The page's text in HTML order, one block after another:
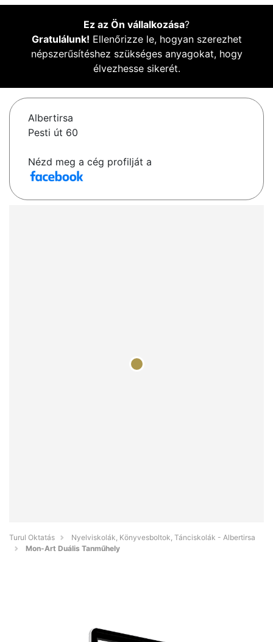
Ez az Ön vállalkozása?
Gratulálunk! Ellenőrizze le, hogyan szerezhet
népszerűsítéshez szükséges anyagokat, hogy
élvezhesse sikerét.
Albertirsa
Pesti út 60
Nézd meg a cég profilját a
Turul Oktatás
Nyelviskolák, Könyvesboltok, Tánciskolák - Albertirsa
Mon-Art Duális Tanműhely